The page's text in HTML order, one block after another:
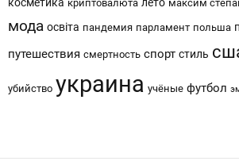
криптовалюта максим
мода освіта пандемия парламент польша
путешествия смертность спорт стиль
убийство украина учёные футбол